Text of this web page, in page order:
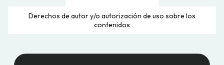
Derechos de autor y/o autorización de uso sobre los
contenidos